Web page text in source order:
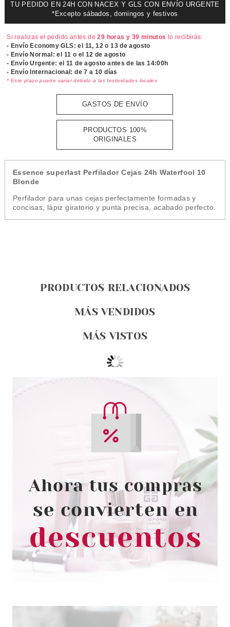
TU PEDIDO EN 24H CON NACEX Y GLS CON ENVÍO URGENTE
*Excepto sábados, domingos y festivos
Si realizas el pedido antes de29 horas y 39 minutos lo recibirás:
- Envío Economy GLS: el 11, 12 o 13 de agosto
- Envío Normal: el 11 o el 12 de agosto
- Envío Urgente: el11 de agosto antes de las 14:00h
- Envío Internacional: de 7 a 10 días
* Este plazo puede variar debido a las festividades locales
GASTOS DE ENVÍO
PRODUCTOS 100%
ORIGINALES
Essence superlast Perfilador Cejas 24h Waterfool 10
Blonde
Perfilador para unas cejas perfectamente formadas y
concisas, lápiz giratorio y punta precisa, acabado perfecto.
PRODUCTOS RELACIONADOS
MÁS VENDIDOS
MÁS VISTOS
ESSENCE
ESSENCE SUPERLAST
PERFILADOR CEJAS 24H
WATERFOOL 20 BROWN
Pvr 2.49€
-26%
desde
1.84€